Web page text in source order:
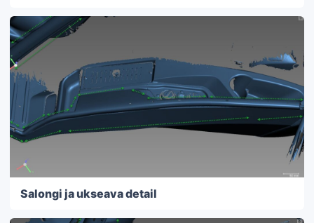
Salongi ja ukseava detail